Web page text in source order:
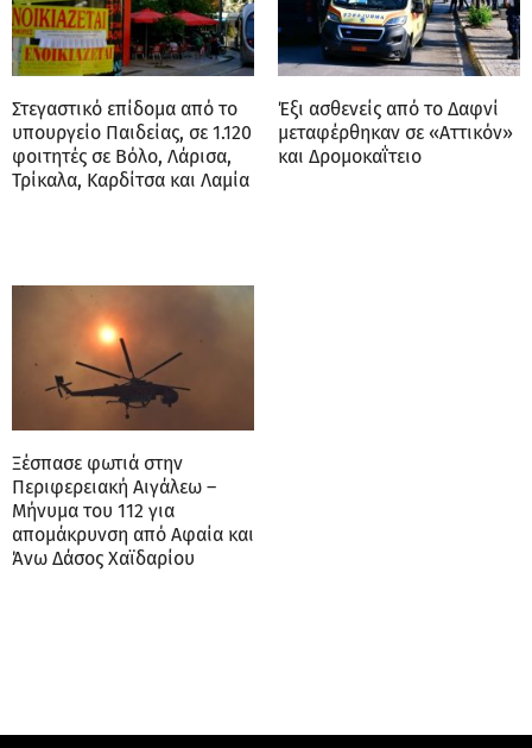
Στεγαστικό επίδομα από το
υπουργείο Παιδείας, σε 1.120
φοιτητές σε Βόλο, Λάρισα,
Τρίκαλα, Καρδίτσα και Λαμία
Έξι ασθενείς από το Δαφνί
μεταφέρθηκαν σε «Αττικόν»
και Δρομοκαΐτειο
Ξέσπασε φωτιά στην
Περιφερειακή Αιγάλεω –
Μήνυμα του 112 για
απομάκρυνση από Αφαία και
Άνω Δάσος Χαϊδαρίου